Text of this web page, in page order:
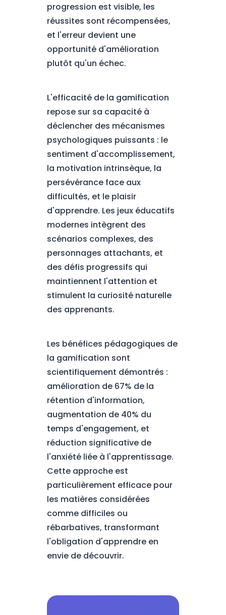
progression est visible, les
réussites sont récompensées,
et l'erreur devient une
opportunité d'amélioration
plutôt qu'un échec.
L'efficacité de la gamification
repose sur sa capacité à
déclencher des mécanismes
psychologiques puissants : le
sentiment d'accomplissement,
la motivation intrinsèque, la
persévérance face aux
difficultés, et le plaisir
d'apprendre. Les jeux éducatifs
modernes intègrent des
scénarios complexes, des
personnages attachants, et
des défis progressifs qui
maintiennent l'attention et
stimulent la curiosité naturelle
des apprenants.
Les bénéfices pédagogiques de
la gamification sont
scientifiquement démontrés :
amélioration de 67% de la
rétention d'information,
augmentation de 40% du
temps d'engagement, et
réduction significative de
l'anxiété liée à l'apprentissage.
Cette approche est
particulièrement efficace pour
les matières considérées
comme difficiles ou
rébarbatives, transformant
l'obligation d'apprendre en
envie de découvrir.